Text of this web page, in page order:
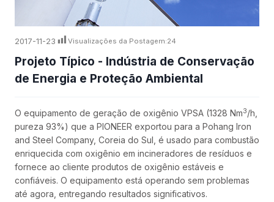
2017-11-23 Visualizações da Postagem:24
Projeto Típico - Indústria de Conservação
de Energia e Proteção Ambiental
O equipamento de geração de oxigênio VPSA (1328 Nm3/h,
pureza 93%) que a PIONEER exportou para a Pohang Iron
and Steel Company, Coreia do Sul, é usado para combustão
enriquecida com oxigênio em incineradores de resíduos e
fornece ao cliente produtos de oxigênio estáveis e
confiáveis. O equipamento está operando sem problemas
até agora, entregando resultados significativos.